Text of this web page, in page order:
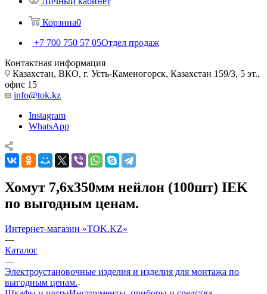
Корзина0
+7 700 750 57 05Отдел продаж
Контактная информация
Казахстан, ВКО, г. Усть-Каменогорск, Казахстан 159/3, 5 эт.,
офис 15
info@tok.kz
Instagram
WhatsApp
Хомут 7,6х350мм нейлон (100шт) IEK
по выгодным ценам.
Интернет-магазин «TOK.KZ»
—
Каталог
—
Электроустановочные изделия и изделия для монтажа по
выгодным ценам.